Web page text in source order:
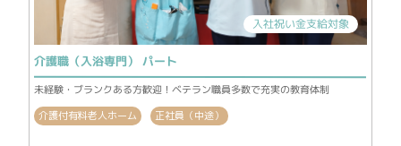
入社祝い金支給対象
介護職（入浴専門） パート
未経験・ブランクある方歓迎！ベテラン職員多数で充実の教育体制
介護付有料老人ホーム 正社員（中途）